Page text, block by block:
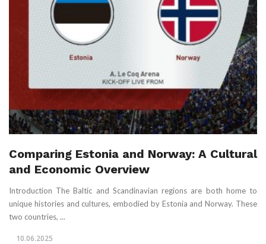
Comparing Estonia and Norway: A Cultural
and Economic Overview
Introduction The Baltic and Scandinavian regions are both home to
unique histories and cultures, embodied by Estonia and Norway. These
two countries, ...
10.06.2025